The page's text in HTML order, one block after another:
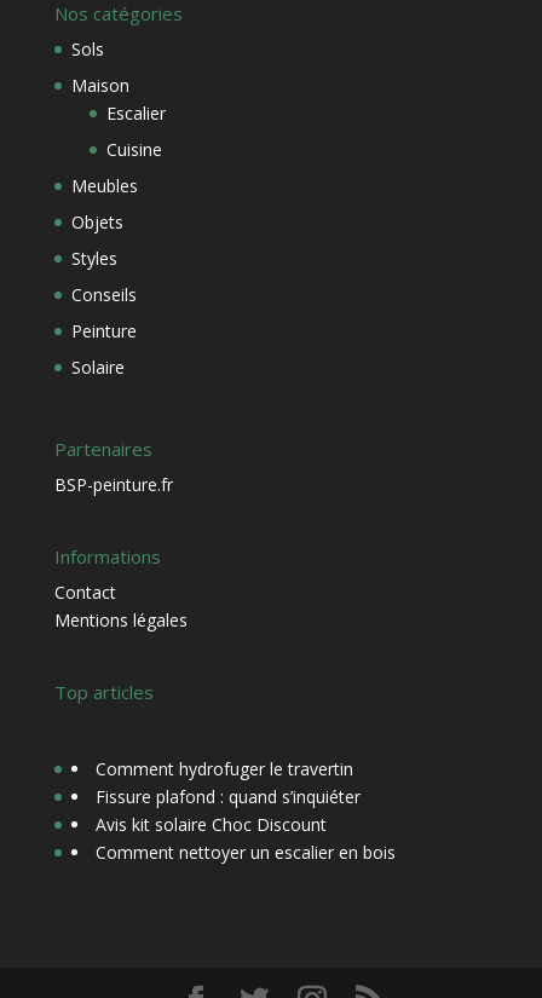
Nos catégories
Sols
Maison
Escalier
Cuisine
Meubles
Objets
Styles
Conseils
Peinture
Solaire
Partenaires
BSP-peinture.fr
Informations
Contact
Mentions légales
Top articles
Comment hydrofuger le travertin
Fissure plafond : quand s’inquiéter
Avis kit solaire Choc Discount
Comment nettoyer un escalier en bois